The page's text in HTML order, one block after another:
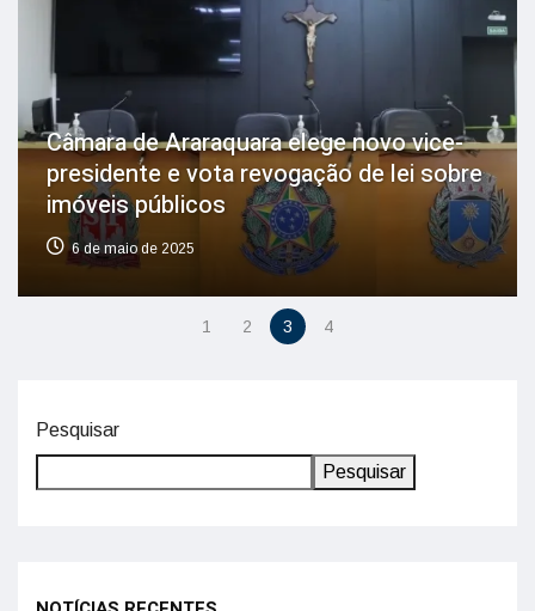
Câmara de Araraquara elege novo vice-
presidente e vota revogação de lei sobre
imóveis públicos
6 de maio de 2025
1 2 3 4
Pesquisar
Pesquisar